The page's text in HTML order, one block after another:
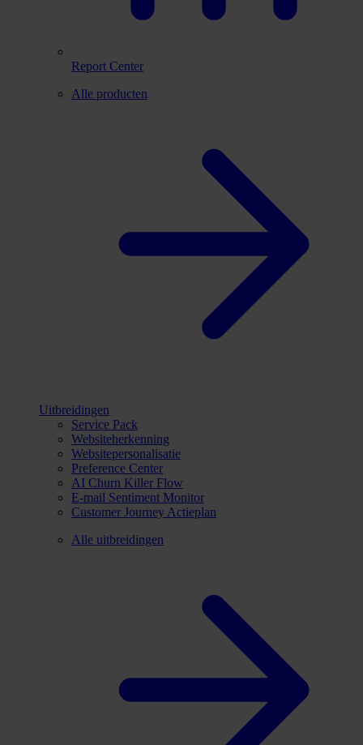
Report Center
Alle producten
Uitbreidingen
Service Pack
Websiteherkenning
Websitepersonalisatie
Preference Center
AI Churn Killer Flow
E-mail Sentiment Monitor
Customer Journey Actieplan
Alle uitbreidingen